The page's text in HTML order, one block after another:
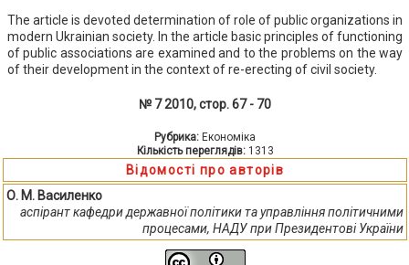
The article is devoted determination of role of public organizations in
modern Ukrainian society. In the article basic principles of functioning
of public associations are examined and to the problems on the way
of their development in the context of re-erecting of civil society.
№ 7 2010, стор. 67 - 70
Рубрика: Економіка
Кількість переглядів: 1313
Відомості про авторів
О. М. Василенко
аспірант кафедри державної політики та управління політичними
процесами, НАДУ при Президентові України